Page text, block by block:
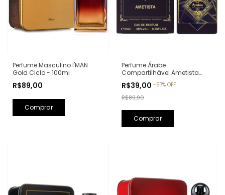
Perfume Masculino I'MAN
Gold Ciclo - 100ml
R$89,00
Perfume Árabe
Compartilhável Ametista
25ml (Ref. Olfativa: Bade'e Al
Oud Amethyst Lattafa)
R$39,00 -57% OFF
R$89,90